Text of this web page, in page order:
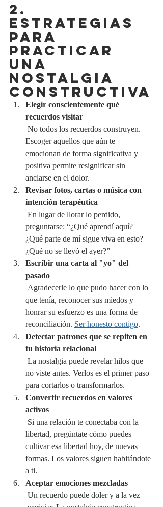
2.
ESTRATEGIAS
PARA
PRACTICAR
UNA
NOSTALGIA
CONSTRUCTIVA
Elegir conscientemente qué
recuerdos visitar
Escoger aquellos que aún te
emocionan de forma significativa y
positiva permite resignificar sin
anclarse en el dolor.
Revisar fotos, cartas o música con
intención terapéutica
preguntarse: “¿Qué aprendí aquí?
¿Qué parte de mí sigue viva en esto?
¿Qué no se llevó el ayer?”
Escribir una carta al "yo" del
pasado
que tenía, reconocer sus miedos y
honrar su esfuerzo es una forma de
reconciliación. Ser honesto contigo.
Detectar patrones que se repiten en
tu historia relacional
no viste antes. Verlos es el primer paso
para cortarlos o transformarlos.
Convertir recuerdos en valores
activos
libertad, pregúntate cómo puedes
cultivar esa libertad hoy, de nuevas
formas. Los valores siguen habitándote
a ti.
Aceptar emociones mezcladas